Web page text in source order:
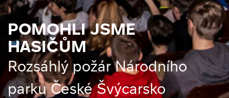
POMOHLI JSME
HASIČŮM
​Rozsáhlý požár Národního
parku České Švýcarsko